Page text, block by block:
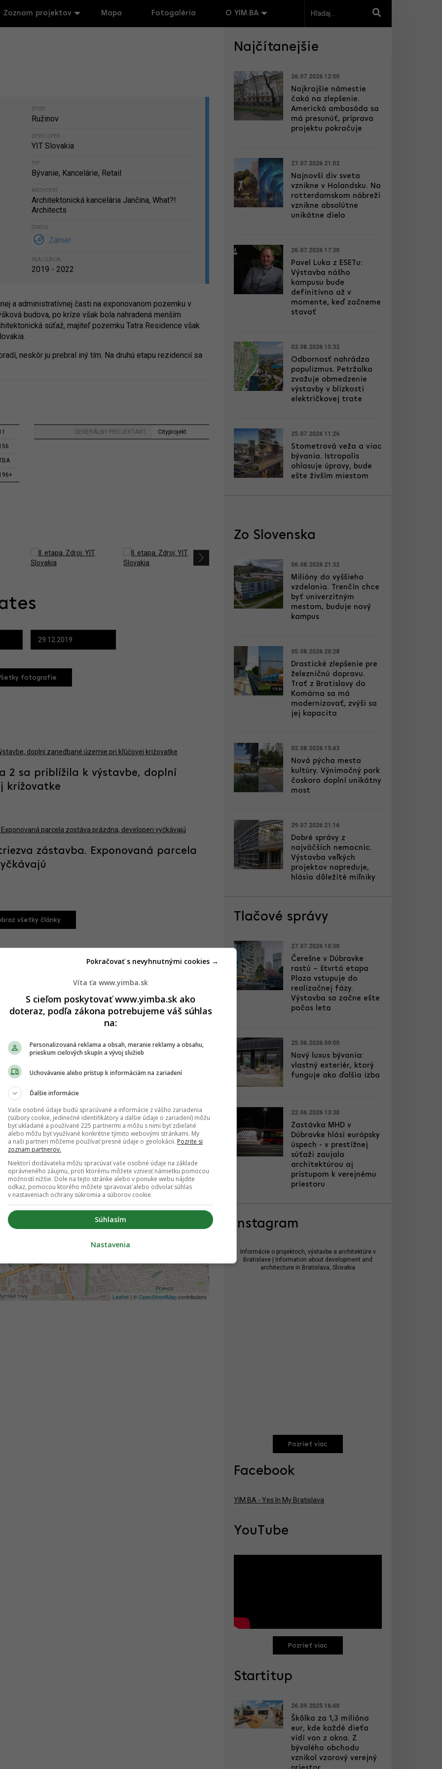
Zoznam projektov Mapa Fotogaléria O YIM.BA
ŠTVRŤ
Ružinov
DEVELOPER
YIT Slovakia
TYP
Bývanie, Kancelárie, Retail
ARCHITEKT
Architektonická kancelária Jančina, What?!
Architects
STATUS
Zámer
REALIZÁCIA
2019 - 2022
a administratívnej časti na exponovanom pozemku v
budova, po kríze však bola nahradená menším
súťaž, majiteľ pozemku Tatra Residence však
neskôr ju prebral iný tím. Na druhú etapu rezidencií sa
GENERÁLNY PROJEKTANT Cityprojekt
29.12.2019
fotografie
2 sa priblížila k výstavbe, doplní
križovatke
zástavba. Exponovaná parcela
všetky články
rozhodnutie
Leaflet | ©OpenStreetMapcontributors
Najčítanejšie
26.07.2026 12:00
Najkrajšie námestie
čaká na zlepšenie.
Americká ambasáda sa
má presunúť, príprava
projektu pokračuje
27.07.2026 21:02
Najnovší div sveta
vznikne v Holandsku. Na
rotterdamskom nábreží
vznikne absolútne
unikátne dielo
26.07.2026 17:30
Pavel Luka z ESETu:
Výstavba nášho
kampusu bude
definitívna až v
momente, keď začneme
stavať
03.08.2026 15:32
Odbornosť nahrádza
populizmus. Petržalka
zvažuje obmedzenie
výstavby v blízkosti
električkovej trate
25.07.2026 11:26
Stometrová veža a viac
bývania. Istropolis
ohlasuje úpravy, bude
ešte živším miestom
Zo Slovenska
06.08.2026 21:32
Milióny do vyššieho
vzdelania. Trenčín chce
byť univerzitným
mestom, buduje nový
kampus
05.08.2026 20:28
Drastické zlepšenie pre
železničnú dopravu.
Trať z Bratislavy do
Komárna sa má
modernizovať, zvýši sa
jej kapacita
02.08.2026 15:43
Nová pýcha mesta
kultúry. Výnimočný park
čoskoro doplní unikátny
most
29.07.2026 21:16
Dobré správy z
najväčších nemocníc.
Výstavba veľkých
projektov napreduje,
hlásia dôležité míľniky
Tlačové správy
27.07.2026 10:30
Čerešne v Dúbravke
rastú – štvrtá etapa
Plaza vstupuje do
realizačnej fázy.
Výstavba sa začne ešte
počas leta
25.06.2026 09:00
Nový luxus bývania:
vlastný exteriér, ktorý
funguje ako ďalšia izba
22.06.2026 13:30
Zastávka MHD v
Dúbravke hlási európsky
úspech - v prestížnej
súťaži zaujala
architektúrou aj
prístupom k verejnému
priestoru
Instagram
Informácie o projektoch, výstavbe a architektúre v
Bratislave | Information about development and
architecture in Bratislava, Slovakia
Pozrieť viac
Facebook
YIM.BA - Yes In My Bratislava
YouTube
Pozrieť viac
Startitup
26.09.2025 16:40
Škôlka za 1,3 milióna
eur, kde každé dieťa
vidí von z okna. Z
bývalého obchodu
vznikol vzorový verejný
Víta ťa www.yimba.sk
S cieľom poskytovať www.yimba.sk ako
doteraz, podľa zákona potrebujeme váš súhlas
na:
Personalizovaná reklama a obsah, meranie reklamy a obsahu,
prieskum cieľových skupín a vývoj služieb
Uchovávanie alebo prístup k informáciám na zariadení
Ďalšie informácie
Vaše osobné údaje budú spracúvané a informácie z vášho zariadenia
(súbory cookie, jedinečné identifikátory a ďalšie údaje o zariadení) môžu
byť ukladané a používané 225 partnermi a môžu s nimi byť zdieľané
alebo môžu byť využívané konkrétne týmito webovými stránkami. My
a naši partneri môžeme používať presné údaje o geolokácii. Pozrite si
zoznam partnerov.
Niektorí dodávatelia môžu spracúvať vaše osobné údaje na základe
oprávneného záujmu, proti ktorému môžete vzniesť námietku pomocou
možností nižšie. Dole na tejto stránke alebo v ponuke webu nájdite
odkaz, pomocou ktorého môžete spravovať alebo odvolať súhlas
v nastaveniach ochrany súkromia a súborov cookie.
Súhlasím
Pokračovať s nevyhnutnými cookies →
Nastavenia